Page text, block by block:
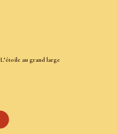
L’étoile au grand large